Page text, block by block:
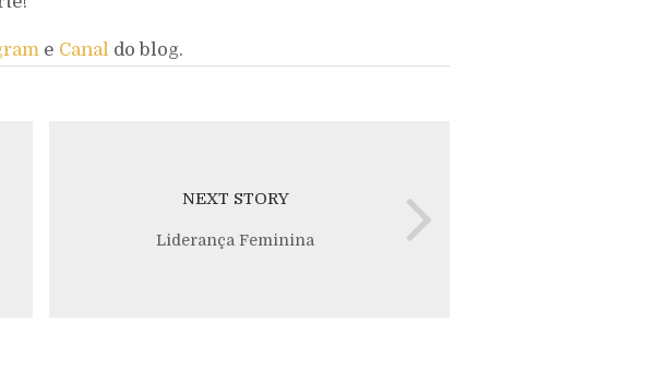
e Canal do blog.
NEXT STORY
Liderança Feminina